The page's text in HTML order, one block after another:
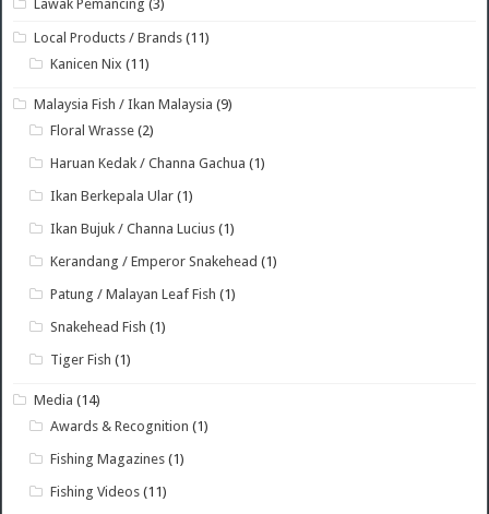
Lawak Pemancing (3)
Local Products / Brands (11)
Kanicen Nix (11)
Malaysia Fish / Ikan Malaysia (9)
Floral Wrasse (2)
Haruan Kedak / Channa Gachua (1)
Ikan Berkepala Ular (1)
Ikan Bujuk / Channa Lucius (1)
Kerandang / Emperor Snakehead (1)
Patung / Malayan Leaf Fish (1)
Snakehead Fish (1)
Tiger Fish (1)
Media (14)
Awards & Recognition (1)
Fishing Magazines (1)
Fishing Videos (11)